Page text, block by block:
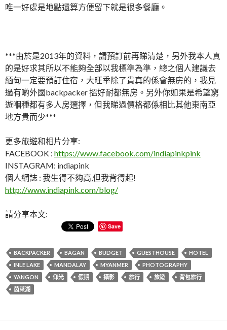
唯一好處是地點還算方便留下就是很多餐廳。
***由於是2013年的資料，請預訂前再睇清楚，另外我本人真
的是好求其所以不能夠全部以我標準為準，總之個人建議去
緬甸一定要預訂住宿，大旺季除了貴真的係會無房的，我見
過有啲外國backpacker 搵好耐都無房。另外你如果是希望窮
遊嗰種都有多人房選擇，但我睇過價格都係相比其他東南亞
地方貴而少***
更多旅遊和相片分享:
FACEBOOK : https://www.facebook.com/indiapinkpink
INSTAGRAM: indiapink
個人網誌 : 我生得不夠高,但我背得起!
http://www.indiapink.com/blog/
請分享本文:
Save
BACKPACKER BAGAN BUDGET GUESTHOUSE
HOTEL
INLE LAKE
MANDALAY MYANMER
PHOTOGRAPHY
YANGON
仰光 假期 攝影 旅行 旅遊
背包旅行
茵萊湖